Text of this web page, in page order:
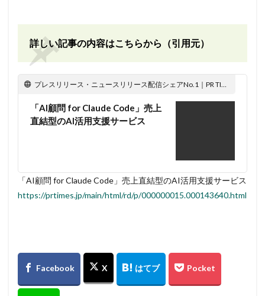
詳しい記事の内容はこちらから（引用元）
プレスリリース・ニュースリリース配信シェアNo.1｜PR TIMES
「AI顧問 for Claude Code」売上
直結型のAI活用支援サービス
「AI顧問 for Claude Code」売上直結型のAI活用支援サービス
https://prtimes.jp/main/html/rd/p/000000015.000143640.html